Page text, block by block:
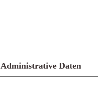
Administrative Daten